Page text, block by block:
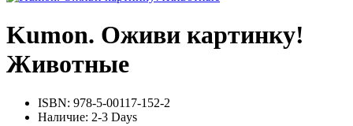
Kumon. Оживи картинку!
Животные
ISBN: 978-5-00117-152-2
Наличие: 2-3 Days